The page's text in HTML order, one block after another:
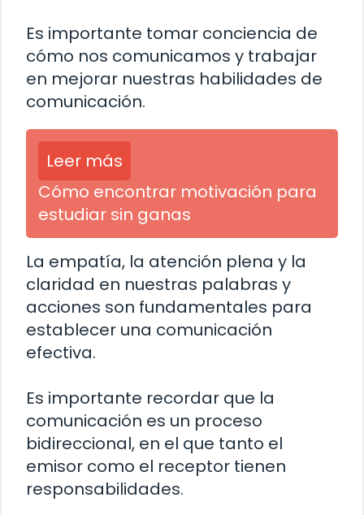
Es importante tomar conciencia de
cómo nos comunicamos y trabajar
en mejorar nuestras habilidades de
comunicación.
Leer más
Cómo encontrar motivación para
estudiar sin ganas
La empatía, la atención plena y la
claridad en nuestras palabras y
acciones son fundamentales para
establecer una comunicación
efectiva.
Es importante recordar que la
comunicación es un proceso
bidireccional, en el que tanto el
emisor como el receptor tienen
responsabilidades.